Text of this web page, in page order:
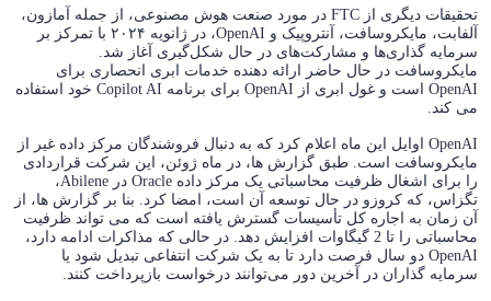
تحقیقات دیگری از FTC در مورد صنعت هوش مصنوعی، از جمله آمازون،
آلفابت، مایکروسافت، آنتروپیک و OpenAI، در ژانویه ۲۰۲۴ با تمرکز بر
سرمایه گذاری‌ها و مشارکت‌های در حال شکل‌گیری آغاز شد.
مایکروسافت در حال حاضر ارائه دهنده خدمات ابری انحصاری برای
OpenAI است و غول ابری از OpenAI برای برنامه Copilot AI خود استفاده
می کند.
OpenAI اوایل این ماه اعلام کرد که به دنبال فروشندگان مرکز داده غیر از
مایکروسافت است. طبق گزارش ها، در ماه ژوئن، این شرکت قراردادی
را برای اشغال ظرفیت محاسباتی یک مرکز داده Oracle در Abilene،
تگزاس، که کروزو در حال توسعه آن است، امضا کرد. بنا بر گزارش ها، از
آن زمان به اجاره کل تأسیسات گسترش یافته است که می تواند ظرفیت
محاسباتی را تا 2 گیگاوات افزایش دهد. در حالی که مذاکرات ادامه دارد،
OpenAI دو سال فرصت دارد تا به یک شرکت انتفاعی تبدیل شود یا
سرمایه گذاران در آخرین دور می‌توانند درخواست بازپرداخت کنند.